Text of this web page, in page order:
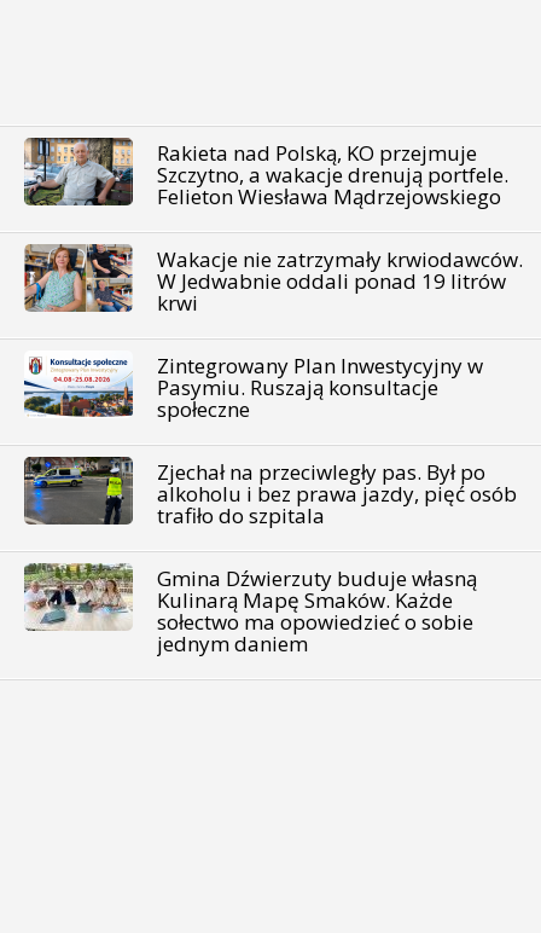
Rakieta nad Polską, KO przejmuje
Szczytno, a wakacje drenują portfele.
Felieton Wiesława Mądrzejowskiego
Wakacje nie zatrzymały krwiodawców.
W Jedwabnie oddali ponad 19 litrów
krwi
Zintegrowany Plan Inwestycyjny w
Pasymiu. Ruszają konsultacje
społeczne
Zjechał na przeciwległy pas. Był po
alkoholu i bez prawa jazdy, pięć osób
trafiło do szpitala
Gmina Dźwierzuty buduje własną
Kulinarą Mapę Smaków. Każde
sołectwo ma opowiedzieć o sobie
jednym daniem